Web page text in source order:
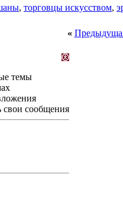
, торговцы искусством,
«
темы
свои сообщения